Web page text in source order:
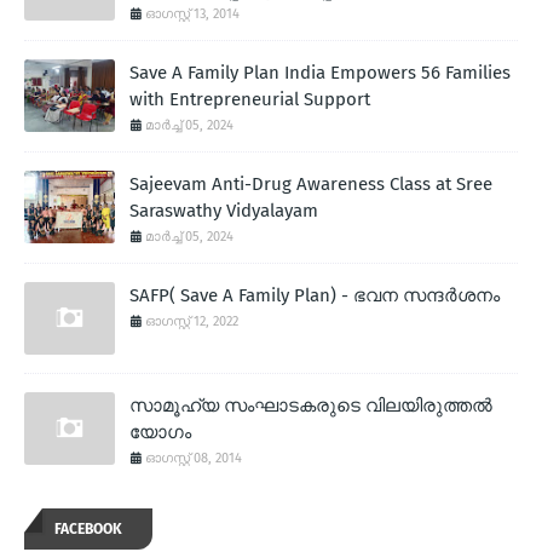
ഓഗസ്റ്റ് 13, 2014
Save A Family Plan India Empowers 56 Families
with Entrepreneurial Support
മാർച്ച് 05, 2024
Sajeevam Anti-Drug Awareness Class at Sree
Saraswathy Vidyalayam
മാർച്ച് 05, 2024
SAFP( Save A Family Plan) - ഭവന സന്ദര്‍ശനം
ഓഗസ്റ്റ് 12, 2022
സാമൂഹ്യ സംഘാടകരുടെ വിലയിരുത്തല്‍
യോഗം
ഓഗസ്റ്റ് 08, 2014
FACEBOOK